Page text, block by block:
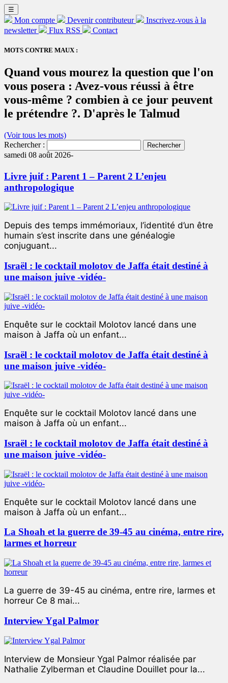
☰
Mon compte Devenir contributeur
Inscrivez-vous à la
newsletter
Flux RSS Contact
MOTS CONTRE MAUX :
Quand vous mourez la question que l'on
vous posera : Avez-vous réussi à être
vous-même ? combien à ce jour peuvent
le prétendre ?. D'après le Talmud
(Voir tous les mots)
Rechercher :
samedi 08 août 2026-
Livre juif : Parent 1 – Parent 2 L’enjeu
anthropologique
Depuis des temps immémoriaux, l’identité d’un être
humain s’est inscrite dans une généalogie
conjuguant...
Israël : le cocktail molotov de Jaffa était destiné à
une maison juive -vidéo-
Enquête sur le cocktail Molotov lancé dans une
maison à Jaffa où un enfant...
Israël : le cocktail molotov de Jaffa était destiné à
une maison juive -vidéo-
Enquête sur le cocktail Molotov lancé dans une
maison à Jaffa où un enfant...
Israël : le cocktail molotov de Jaffa était destiné à
une maison juive -vidéo-
Enquête sur le cocktail Molotov lancé dans une
maison à Jaffa où un enfant...
La Shoah et la guerre de 39-45 au cinéma, entre rire,
larmes et horreur
La guerre de 39-45 au cinéma, entre rire, larmes et
horreur Ce 8 mai...
Interview Ygal Palmor
Interview de Monsieur Ygal Palmor réalisée par
Nathalie Zylberman et Claudine Douillet pour la...